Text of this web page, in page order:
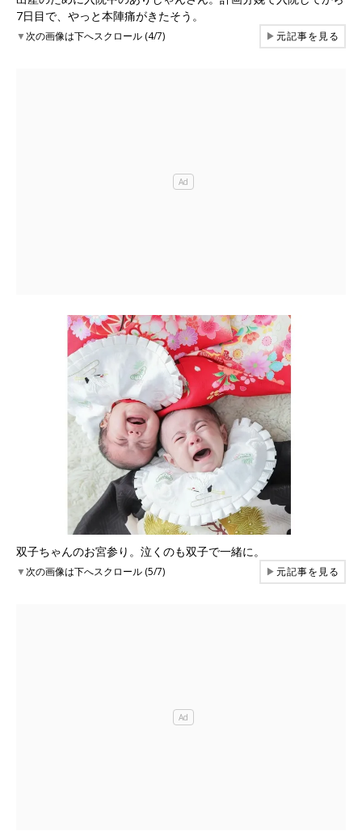
7日目で、やっと本陣痛がきたそう。
▼次の画像は下へスクロール (4/7) ▶元記事を見る
双子ちゃんのお宮参り。泣くのも双子で一緒に。
▼次の画像は下へスクロール (5/7) ▶元記事を見る